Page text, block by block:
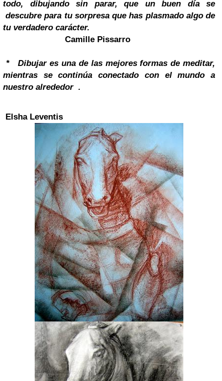
todo, dibujando sin parar, que un buen día se
descubre para tu sorpresa que has plasmado algo de
tu verdadero carácter.
Camille Pissarro
*Dibujar es una de las mejores formas de meditar,
mientras se continúa conectado con el mundo a
nuestro alrededor .
Elsha Leventis